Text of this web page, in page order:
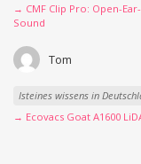
→ CMF Clip Pro: Open-
Sound
Tom
Isteines wissens in
→ Ecovacs Goat A1600